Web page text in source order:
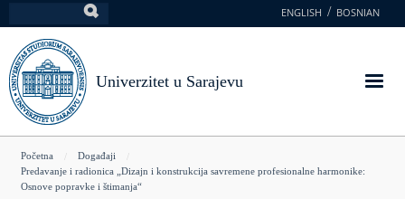
na
glavni
sadržaj
ENGLISH BOSNIAN
Univerzitet u Sarajevu
You
are
Početna
Događaji
Predavanje i radionica „Dizajn i konstrukcija savremene profesionalne harmonike:
Osnove popravke i štimanja“